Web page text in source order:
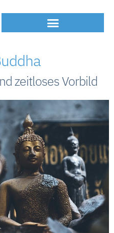
zeitloses Vorbild